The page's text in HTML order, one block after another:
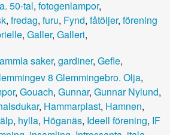
50-tal, fotogenlampor,
, fredag, furu, Fynd, fåtöljer, förening
, Galler, Galleri,
saker, gardiner, Gefle,
8 Glemmingebro. Olja,
, Gouach, Gunnar, Gunnar Nylund,
, Hammarplast, Hamnen,
, hylla, Höganäs, Ideell förening, IF